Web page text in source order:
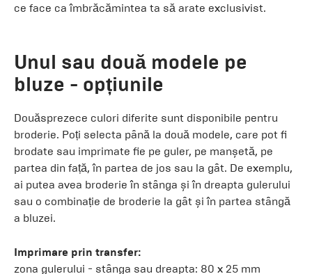
ce face ca îmbrăcămintea ta să arate exclusivist.
Unul sau două modele pe
bluze - opțiunile
Douăsprezece culori diferite sunt disponibile pentru
broderie. Poți selecta până la două modele, care pot fi
brodate sau imprimate fie pe guler, pe manșetă, pe
partea din față, în partea de jos sau la gât. De exemplu,
ai putea avea broderie în stânga și în dreapta gulerului
sau o combinație de broderie la gât și în partea stângă
a bluzei.
Imprimare prin transfer:
zona gulerului - stânga sau dreapta: 80 x 25 mm